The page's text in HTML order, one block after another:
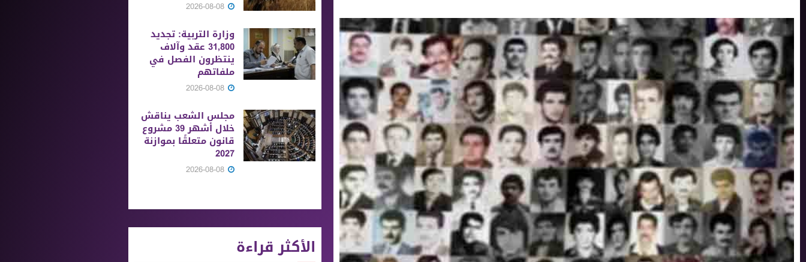
وزارة التربية: تجديد
31,800 عقد وآلاف
ينتظرون الفصل في
ملفاتهم
مجلس الشعب يناقش
خلال أشهر 39 مشروع
قانون متعلقًا بموازنة
2027
الأكثر قراءة